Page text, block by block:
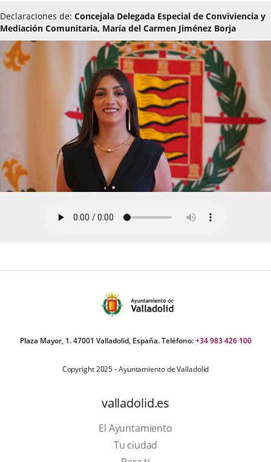
Declaraciones de: Concejala Delegada Especial de Conviviencia y
Mediación Comunitaria, María del Carmen Jiménez Borja
Plaza Mayor, 1. 47001 Valladolid, España. Teléfono:+34 983 426 100
Copyright 2025 - Ayuntamiento de Valladolid
valladolid.es
El Ayuntamiento
Tu ciudad